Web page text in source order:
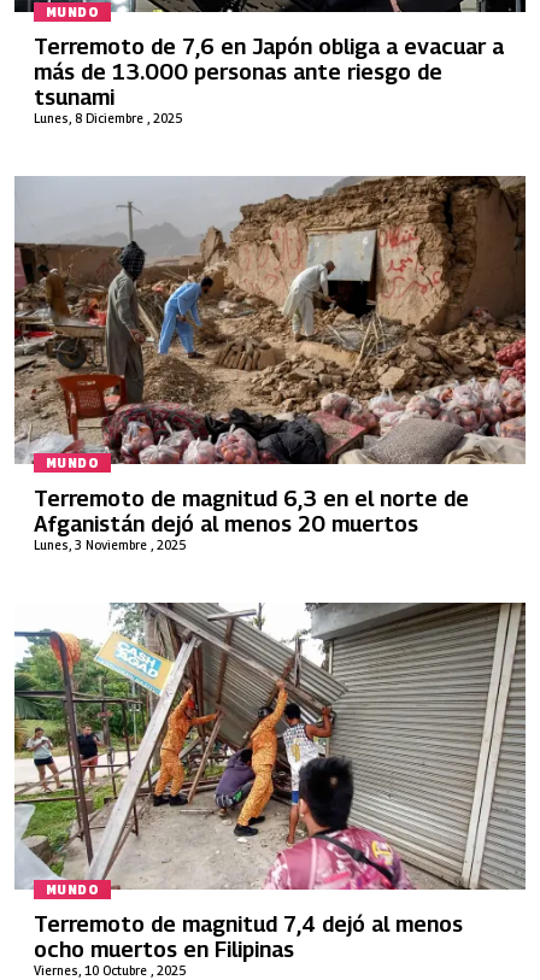
MUNDO
Lunes, 8 Diciembre , 2025
Terremoto de 7,6 en Japón obliga a evacuar a
más de 13.000 personas ante riesgo de
tsunami
MUNDO
Lunes, 3 Noviembre , 2025
Terremoto de magnitud 6,3 en el norte de
Afganistán dejó al menos 20 muertos
MUNDO
Viernes, 10 Octubre , 2025
Terremoto de magnitud 7,4 dejó al menos
ocho muertos en Filipinas